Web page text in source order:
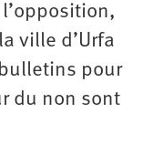
ville d’Urfa
pour
du non sont